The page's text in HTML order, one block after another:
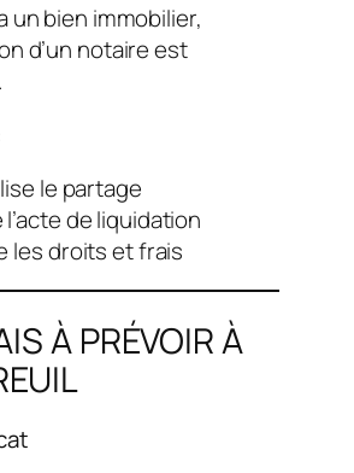
un bien immobilier,
d’un notaire est
le partage
de liquidation
les droits et frais
À PRÉVOIR À